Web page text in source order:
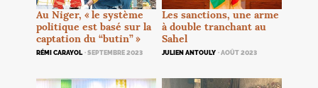
Au Niger, «le système
politique est basé sur la
captation du “butin”»
RÉMI CARAYOL · SEPTEMBRE 2023
Les sanctions, une arme
à double tranchant au
Sahel
JULIEN ANTOULY · AOÛT 2023